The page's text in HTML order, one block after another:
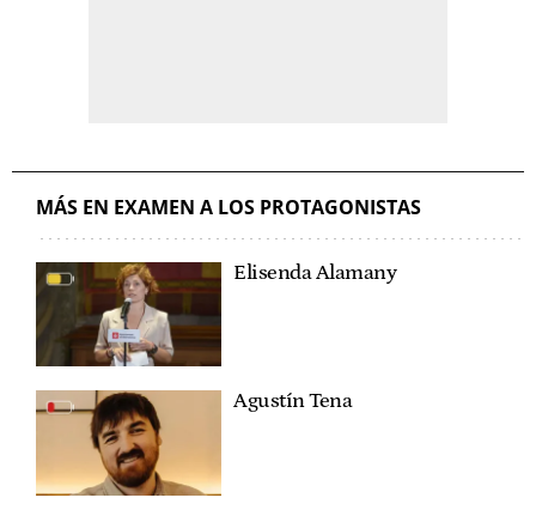
MÁS EN EXAMEN A LOS PROTAGONISTAS
Elisenda Alamany
Agustín Tena